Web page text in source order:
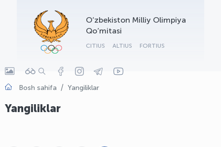
O‘zbekiston Milliy Olimpiya
Qo‘mitasi
CITIUS ALTIUS FORTIUS
Bosh sahifa Yangiliklar
Yangiliklar
OLYMPCHIK AI - yordamchi
Onlayn · olympic.uz